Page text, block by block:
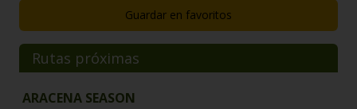
Guardar en favoritos
Rutas próximas
ARACENA SEASON